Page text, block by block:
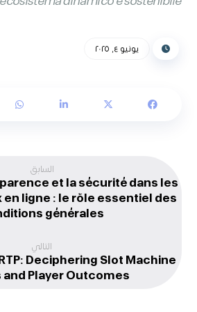
يونيو ٤, ٢٠٢٥
السابق
et la sécurité dans les
ligne : le rôle essentiel des
générales
التالي
Deciphering Slot Machine
and Player Outcomes